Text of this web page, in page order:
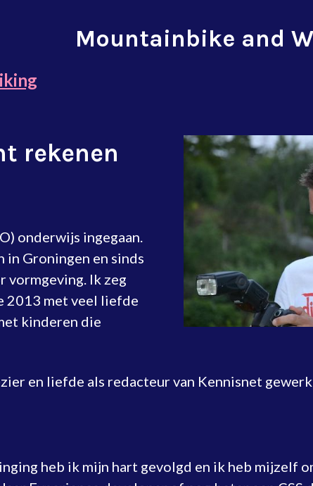
Mountainbike and
rekenen
onderwijs ingegaan.
in Groningen en sinds
vormgeving. Ik zeg
2013 met veel liefde
kinderen die
en liefde als redacteur van Kennisnet
heb ik mijn hart gevolgd en ik heb mijzelf